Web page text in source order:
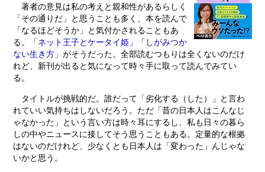
著者の意見は私の考えと親和性があるらしく
「その通りだ」と思うことも多く、本を読んで
「なるほどそうか」と気付かされることもあ
る。「ネット王子とケータイ姫 」「 しがみつか
ない生き方 」がそうだった。全部読むつもりは全くないのだけ
れど、新刊が出ると気になって時々手に取って読んでみてい
る。
タイトルが挑戦的だ。誰だって「劣化する（した）」と言わ
れていい気持ちはしないだろう。ただ「昔の日本人はこんなじ
ゃなかった」という言い方は時々耳にするし、私も日々の暮ら
しの中やニュースに接してそう思うこともある。定量的な根拠
はないのだけれど、少なくとも日本人は「変わった」んじゃな
いかと思う。